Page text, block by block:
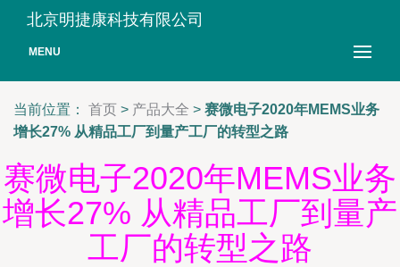
北京明捷康科技有限公司
MENU
当前位置： 首页 > 产品大全 > 赛微电子2020年MEMS业务
增长27% 从精品工厂到量产工厂的转型之路
赛微电子2020年MEMS业务
增长27% 从精品工厂到量产
工厂的转型之路